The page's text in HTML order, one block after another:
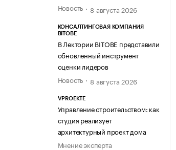
Новость
8 августа 2026
КОНСАЛТИНГОВАЯ КОМПАНИЯ
BITOBE
В Лектории BITOBE представили
обновленный инструмент
оценки лидеров
Новость
8 августа 2026
VPROEKTE
Управление строительством: как
студия реализует
архитектурный проект дома
Мнение эксперта